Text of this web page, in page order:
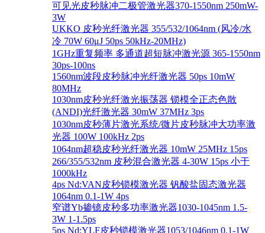
可见光皮秒脉冲二极管激光器370-1550nm 250mW-
3W
UKKO 皮秒光纤激光器 355/532/1064nm (风冷/水
冷 70W 60μJ 50ps 50kHz-20MHz)
1GHz重复频率 多通道超短脉冲激光源 365-1550nm
30ps-100ns
1560nm波段皮秒脉冲光纤激光器 50ps 10mW
80MHz
1030nm皮秒光纤激光振荡器 锁模全正态色散
(ANDI)光纤激光器 30mW 37MHz 3ps
1030nm皮秒薄片激光系统/微片皮秒脉冲大功率激
光器 100W 100kHz 2ps
1064nm超稳皮秒光纤激光器 10mW 25MHz 15ps
266/355/532nm 皮秒混合激光器 4-30W 15ps 小于
1000kHz
4ps Nd:VAN皮秒锁模激光器 钒酸盐固态激光器
1064nm 0.1-1W 4ps
窄谱Yb掺镱皮秒多功率激光器1030-1045nm 1.5-
3W 1-1.5ps
5ps Nd:YLF皮秒锁模激光器1053/1046nm 0.1-1W